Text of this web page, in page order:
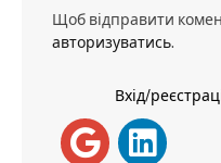
Щоб відправити
авторизуватись.
Вхід/